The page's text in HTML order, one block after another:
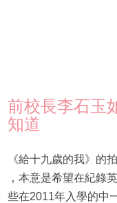
前校長李石玉
知道
《給十九歲的我》的
，本意是希望在紀錄
些在2011年入學的中